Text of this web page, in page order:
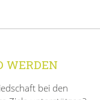
WERDEN
bei den